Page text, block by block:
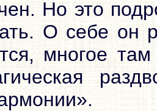
Но это
О себе он
многое